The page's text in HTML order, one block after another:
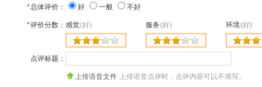
*总体评价： 好 一般 不好
*评价分数： 感觉(好) 服务(好) 环境(好)
点评标题：
上传语音文件 上传语音点评时，点评内容可以不填写。